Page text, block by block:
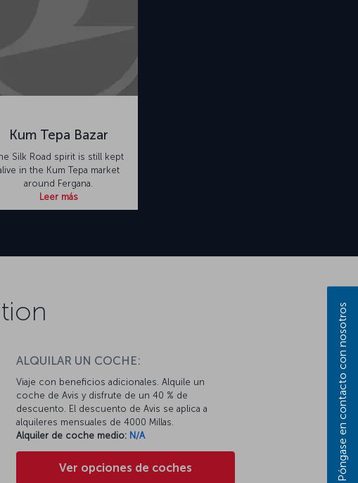
Kum Tepa Bazar
Silk Road spirit is still kept
in the Kum Tepa market
around Fergana.
Leer más
ALQUILAR UN COCHE:
Viaje con beneficios adicionales. Alquile un
coche de Avis y disfrute de un 40 % de
descuento. El descuento de Avis se aplica a
alquileres mensuales de 4000 Millas.
Alquiler de coche medio: N/A
Ver opciones de coches Póngase en contacto con nosotros